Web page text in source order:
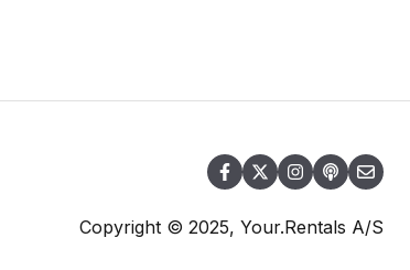
Copyright © 2025, Your.Rentals A/S